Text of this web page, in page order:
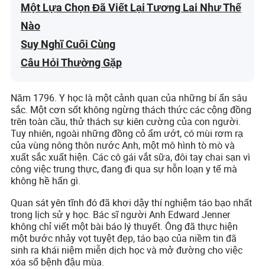
Một Lựa Chọn Đã Viết Lại Tương Lai Như Thế
Nào
Suy Nghĩ Cuối Cùng
Câu Hỏi Thường Gặp
Năm 1796. Y học là một cảnh quan của những bí ẩn sâu
sắc. Một cơn sốt không ngừng thách thức các cộng đồng
trên toàn cầu, thử thách sự kiên cường của con người.
Tuy nhiên, ngoài những đồng cỏ ẩm ướt, có mùi rơm rạ
của vùng nông thôn nước Anh, một mô hình tò mò và
xuất sắc xuất hiện. Các cô gái vắt sữa, đôi tay chai sạn vì
công việc trung thực, đang đi qua sự hỗn loạn y tế mà
không hề hấn gì.
Quan sát yên tĩnh đó đã khơi dậy thí nghiệm táo bạo nhất
trong lịch sử y học. Bác sĩ người Anh Edward Jenner
không chỉ viết một bài báo lý thuyết. Ông đã thực hiện
một bước nhảy vọt tuyệt đẹp, táo bạo của niềm tin đã
sinh ra khái niệm miễn dịch học và mở đường cho việc
xóa sổ bệnh đậu mùa.